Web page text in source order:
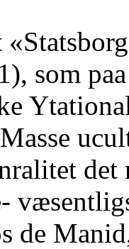
som
det
de